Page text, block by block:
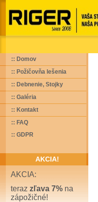
:: Domov
:: Požičovňa lešenia
:: Debnenie, Stojky
:: Galéria
:: Kontakt
:: FAQ
:: GDPR
AKCIA!
AKCIA:
teraz zľava 7% na
zápožičné!